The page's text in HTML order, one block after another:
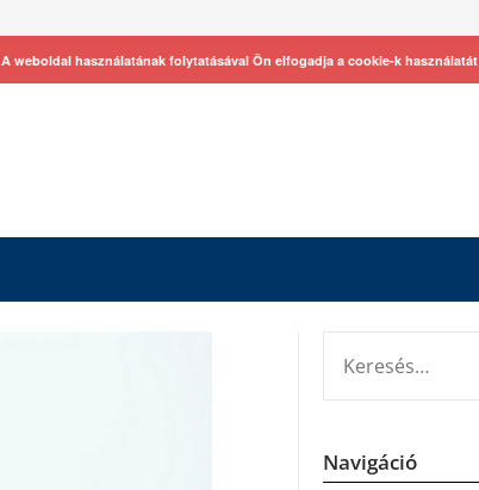
Navigáció
A weboldal használatának folytatásával Ön elfogadja a cookie-k használatát